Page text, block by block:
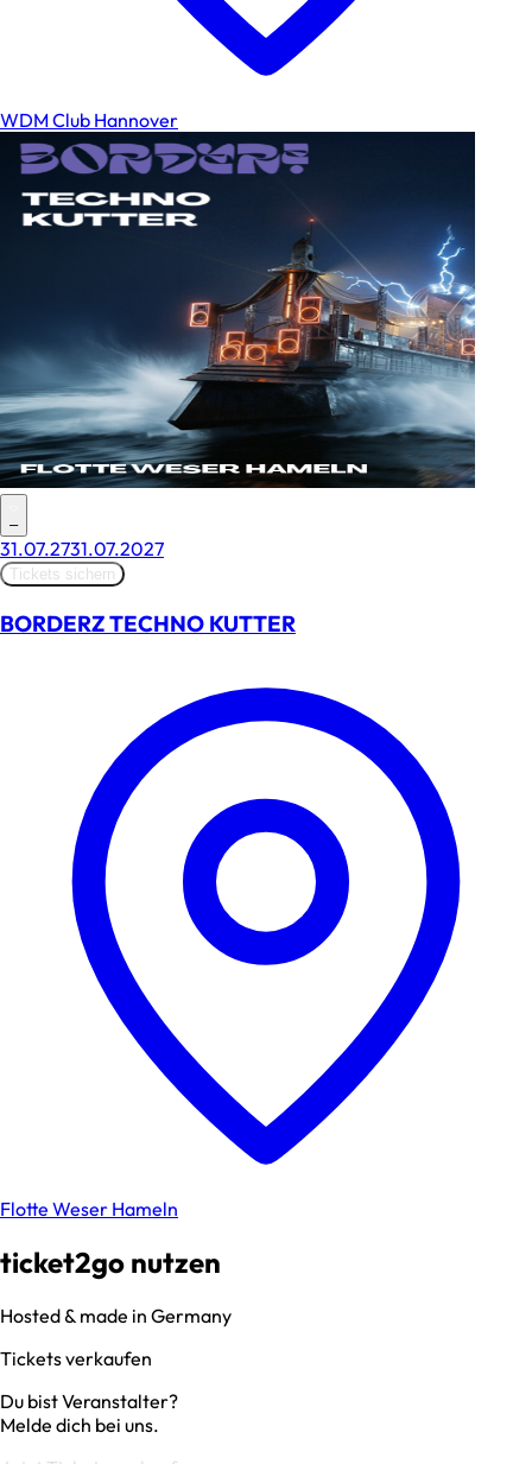
WDM Club Hannover
–
31.07.2731.07.2027
Tickets sichern
BORDERZ TECHNO KUTTER
Flotte Weser Hameln
ticket2go nutzen
Hosted & made in Germany
Tickets verkaufen
Du bist Veranstalter?
Melde dich bei uns.